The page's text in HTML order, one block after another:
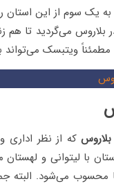
می‌گردید تا هم
ویتبسک می‌تواند
که از نظر اداری
با لیتوانی و
محسوب می‌شود. البته